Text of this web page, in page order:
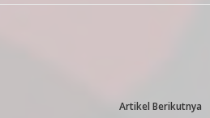
Artikel Berikutnya